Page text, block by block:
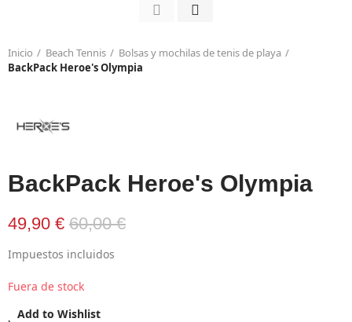
Inicio Beach Tennis
Bolsas y mochilas de tenis de playa
BackPack Heroe's Olympia
BackPack Heroe's Olympia
49,90 € 60,00 €
Impuestos incluidos
Fuera de stock
Add to Wishlist